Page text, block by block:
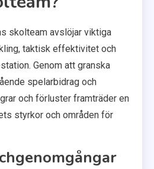
skolteam avslöjar viktiga
taktisk effektivitet och
Genom att granska
spelarbidrag och
och förluster framträder en
styrkor och områden för